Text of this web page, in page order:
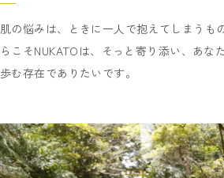
肌の悩みは、ときに一人で抱えてしまうも
らこそNUKATOは、そっと寄り添い、あな
歩む存在でありたいです。